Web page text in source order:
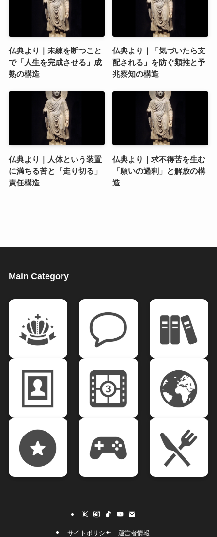
仏典より｜未練を断つこと
で「人生を完成させる」成
熟の構造
仏典より｜「気づいたら支
配される」を防ぐ類推と予
兆察知の構造
仏典より｜人体という装置
に満ちる苦と「走り切る」
責任構造
仏典より｜求不得苦を生む
「願いの過剰」と解放の構
造
Main Category
サイトポリシー 運営者情報